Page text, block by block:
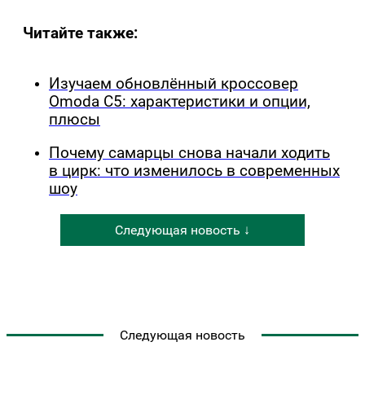
Читайте также:
Изучаем обновлённый кроссовер
Omoda C5: характеристики и опции,
плюсы
Почему самарцы снова начали ходить
в цирк: что изменилось в современных
шоу
Следующая новость ↓
Следующая новость